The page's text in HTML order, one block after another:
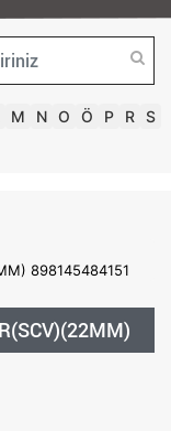
M N O Ö P R S
898145484151